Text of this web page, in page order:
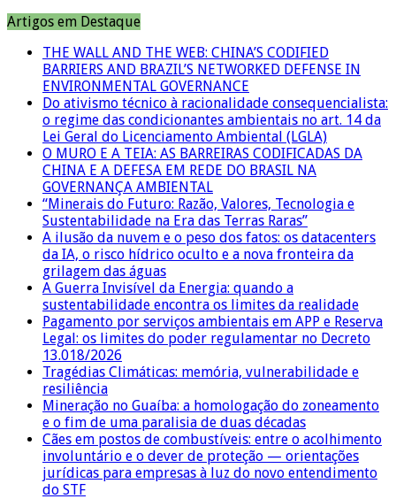
Artigos em Destaque
THE WALL AND THE WEB: CHINA’S CODIFIED
BARRIERS AND BRAZIL’S NETWORKED DEFENSE IN
ENVIRONMENTAL GOVERNANCE
Do ativismo técnico à racionalidade consequencialista:
o regime das condicionantes ambientais no art. 14 da
Lei Geral do Licenciamento Ambiental (LGLA)
O MURO E A TEIA: AS BARREIRAS CODIFICADAS DA
CHINA E A DEFESA EM REDE DO BRASIL NA
GOVERNANÇA AMBIENTAL
“Minerais do Futuro: Razão, Valores, Tecnologia e
Sustentabilidade na Era das Terras Raras”
A ilusão da nuvem e o peso dos fatos: os datacenters
da IA, o risco hídrico oculto e a nova fronteira da
grilagem das águas
A Guerra Invisível da Energia: quando a
sustentabilidade encontra os limites da realidade
Pagamento por serviços ambientais em APP e Reserva
Legal: os limites do poder regulamentar no Decreto
13.018/2026
Tragédias Climáticas: memória, vulnerabilidade e
resiliência
Mineração no Guaíba: a homologação do zoneamento
e o fim de uma paralisia de duas décadas
Cães em postos de combustíveis: entre o acolhimento
involuntário e o dever de proteção — orientações
jurídicas para empresas à luz do novo entendimento
do STF